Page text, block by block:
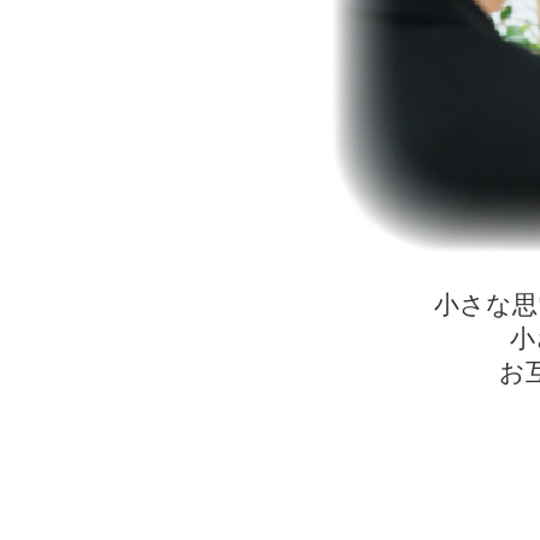
小さな
お